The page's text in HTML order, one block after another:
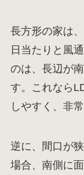
長方形の家は
日当たりと風
のは、長辺が
す。これなら
しやすく、非
逆に、間口が
場合、南側に